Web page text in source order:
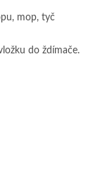
mop, tyč
do ždímače.